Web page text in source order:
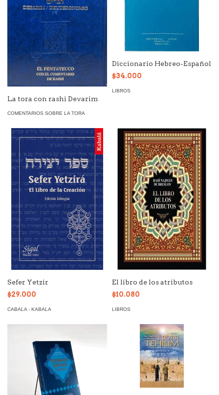
La tora con rashi Devarim
COMENTARIOS SOBRE LA TORA
Diccionario Hebreo-Español
$34.000
LIBROS
Sefer Yetzir
$29.000
CABALA - KABALA
El libro de los atributos
$10.080
LIBROS